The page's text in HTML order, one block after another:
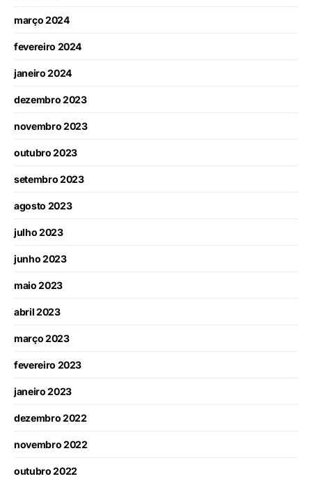
março 2024
fevereiro 2024
janeiro 2024
dezembro 2023
novembro 2023
outubro 2023
setembro 2023
agosto 2023
julho 2023
junho 2023
maio 2023
abril 2023
março 2023
fevereiro 2023
janeiro 2023
dezembro 2022
novembro 2022
outubro 2022